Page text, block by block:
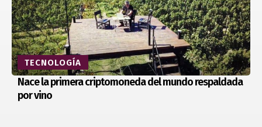
TECNOLOGÍA
Nace la primera criptomoneda del mundo respaldada
por vino